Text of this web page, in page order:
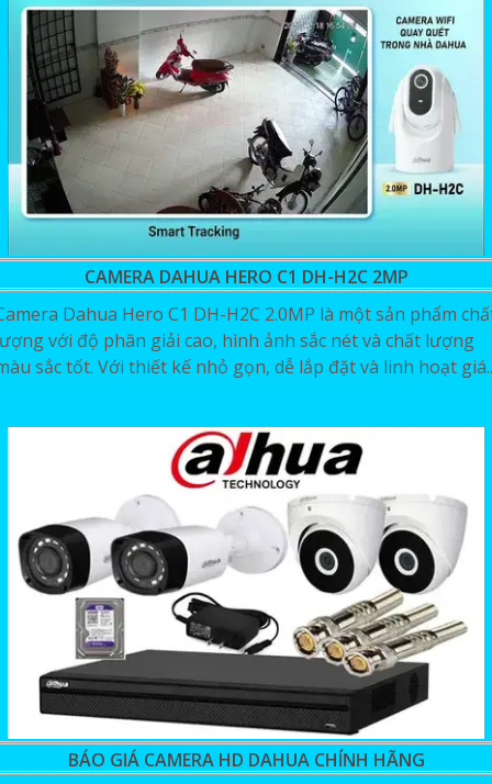
CAMERA DAHUA HERO C1 DH-H2C 2MP
Dahua Hero C1 DH-H2C 2.0MP là một sản phẩm
với độ phân giải cao, hình ảnh sắc nét và chất lượng
sắc tốt. Với thiết kế nhỏ gọn, dễ lắp đặt và linh hoạt
BÁO GIÁ CAMERA HD DAHUA CHÍNH HÃNG